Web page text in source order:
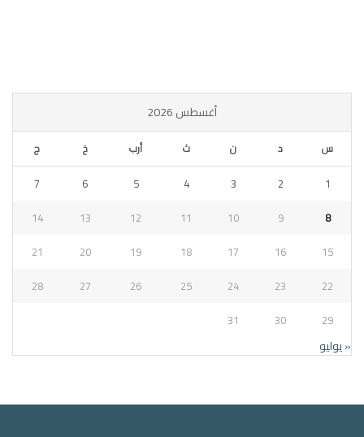
أغسطس 2026
س د ن ث أرب خ ج
1
2
3
4
5
6
7
8
9
10
11
12
13
14
15
16
17
18
19
20
21
22
23
24
25
26
27
28
29
30
31
« يوليو